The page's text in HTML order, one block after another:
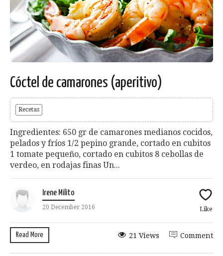
Cóctel de camarones (aperitivo)
Recetas
Ingredientes: 650 gr de camarones medianos cocidos,
pelados y fríos 1/2 pepino grande, cortado en cubitos
1 tomate pequeño, cortado en cubitos 8 cebollas de
verdeo, en rodajas finas Un...
Irene Milito
20 December 2016 Like
Read More Comment
21 Views